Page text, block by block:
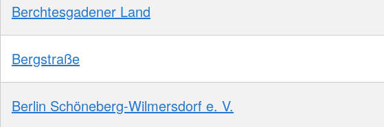
Berchtesgadener Land
Bergstraße
Berlin Schöneberg-Wilmersdorf e. V.